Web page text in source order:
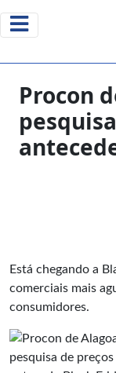
Procon
Está chegando a
comerciais mais
consumidores.